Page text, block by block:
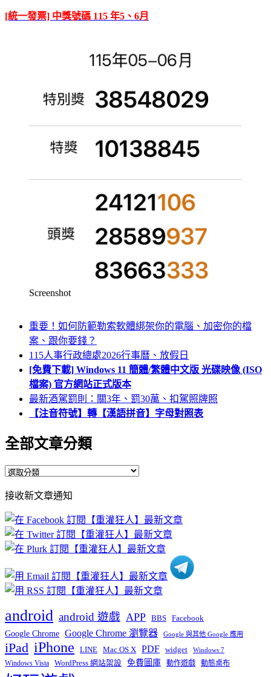
[統一發票] 中獎號碼 115 年5、6月
Screenshot
重要！如何防範勒索軟體綁架你的電腦、加密你的檔
案、跟你要錢？
115人事行政總處2026行事曆、放假日
[免費下載] Windows 11 簡體/繁體中文版 光碟映像 (ISO
檔案) 官方網站正式版本
最新酒駕罰則：關3年、罰30萬、扣駕照牌照
【注音符號】轉【漢語拼音】字母對照表
全部文章分類
全
文
章
分
類
接收新文章通知
android android 遊戲 APP BBS Facebook
Google Chrome Google Chrome 瀏覽器 Google 與其他 Google 應用
iPad iPhone LINE Mac OS X PDF widget Windows 7
Windows Vista WordPress 網站架設 免費圖庫 動作遊戲 動態桌布